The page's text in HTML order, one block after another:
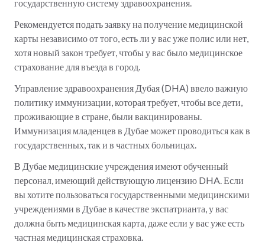
государственную систему здравоохранения.
Рекомендуется подать заявку на получение медицинской
карты независимо от того, есть ли у вас уже полис или нет,
хотя новый закон требует, чтобы у вас было медицинское
страхование для въезда в город.
Управление здравоохранения Дубая (DHA) ввело важную
политику иммунизации, которая требует, чтобы все дети,
проживающие в стране, были вакцинированы.
Иммунизация младенцев в Дубае может проводиться как в
государственных, так и в частных больницах.
В Дубае медицинские учреждения имеют обученный
персонал, имеющий действующую лицензию DHA. Если
вы хотите пользоваться государственными медицинскими
учреждениями в Дубае в качестве экспатрианта, у вас
должна быть медицинская карта, даже если у вас уже есть
частная медицинская страховка.